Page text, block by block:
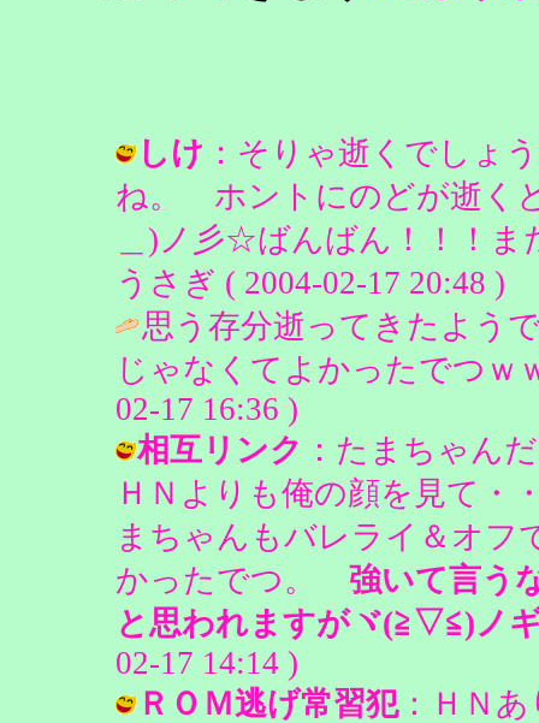
しけ ：そりゃ逝くでしょ
ね。 ホントにのどが逝く
＿)ノ彡☆ばんばん！！！
うさぎ ( 2004-02-17 20:48 )
思う存分逝ってきたよう
じゃなくてよかったでつｗ
02-17 16:36 )
相互リンク ：たまちゃん
ＨＮよりも俺の顔を見て
まちゃんもバレライ＆オフ
かったでつ。 強いて言う
と思われますがヾ(≧▽≦)ノ
02-17 14:14 )
ＲＯＭ逃げ常習犯：ＨＮ